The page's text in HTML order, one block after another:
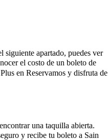
apartado, puedes ver
el costo de un boleto de
en Reservamos y disfruta de
una taquilla abierta.
y recibe tu boleto a Sain